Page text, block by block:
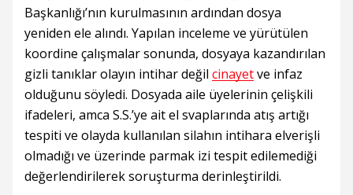
Başkanlığı’nın kurulmasının ardından dosya
yeniden ele alındı. Yapılan inceleme ve yürütülen
koordine çalışmalar sonunda, dosyaya kazandırılan
gizli tanıklar olayın intihar değil cinayetve infaz
olduğunu söyledi. Dosyada aile üyelerinin çelişkili
ifadeleri, amca S.S.’ye ait el svaplarında atış artığı
tespiti ve olayda kullanılan silahın intihara elverişli
olmadığı ve üzerinde parmak izi tespit edilemediği
değerlendirilerek soruşturma derinleştirildi.